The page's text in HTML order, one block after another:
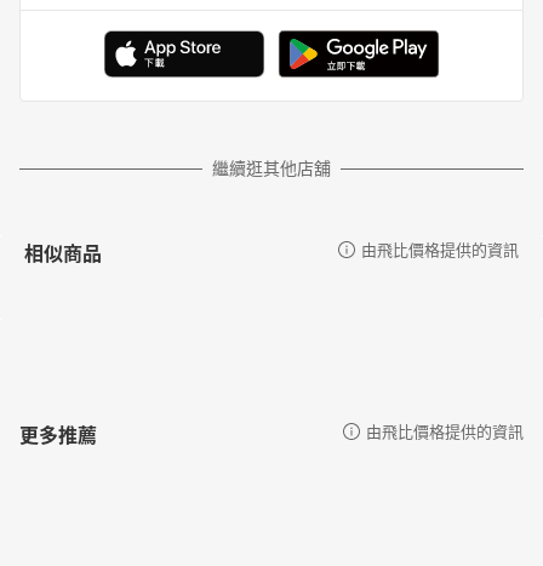
繼續逛其他店舖
相似商品 由飛比價格提供的資訊
更多推薦 由飛比價格提供的資訊